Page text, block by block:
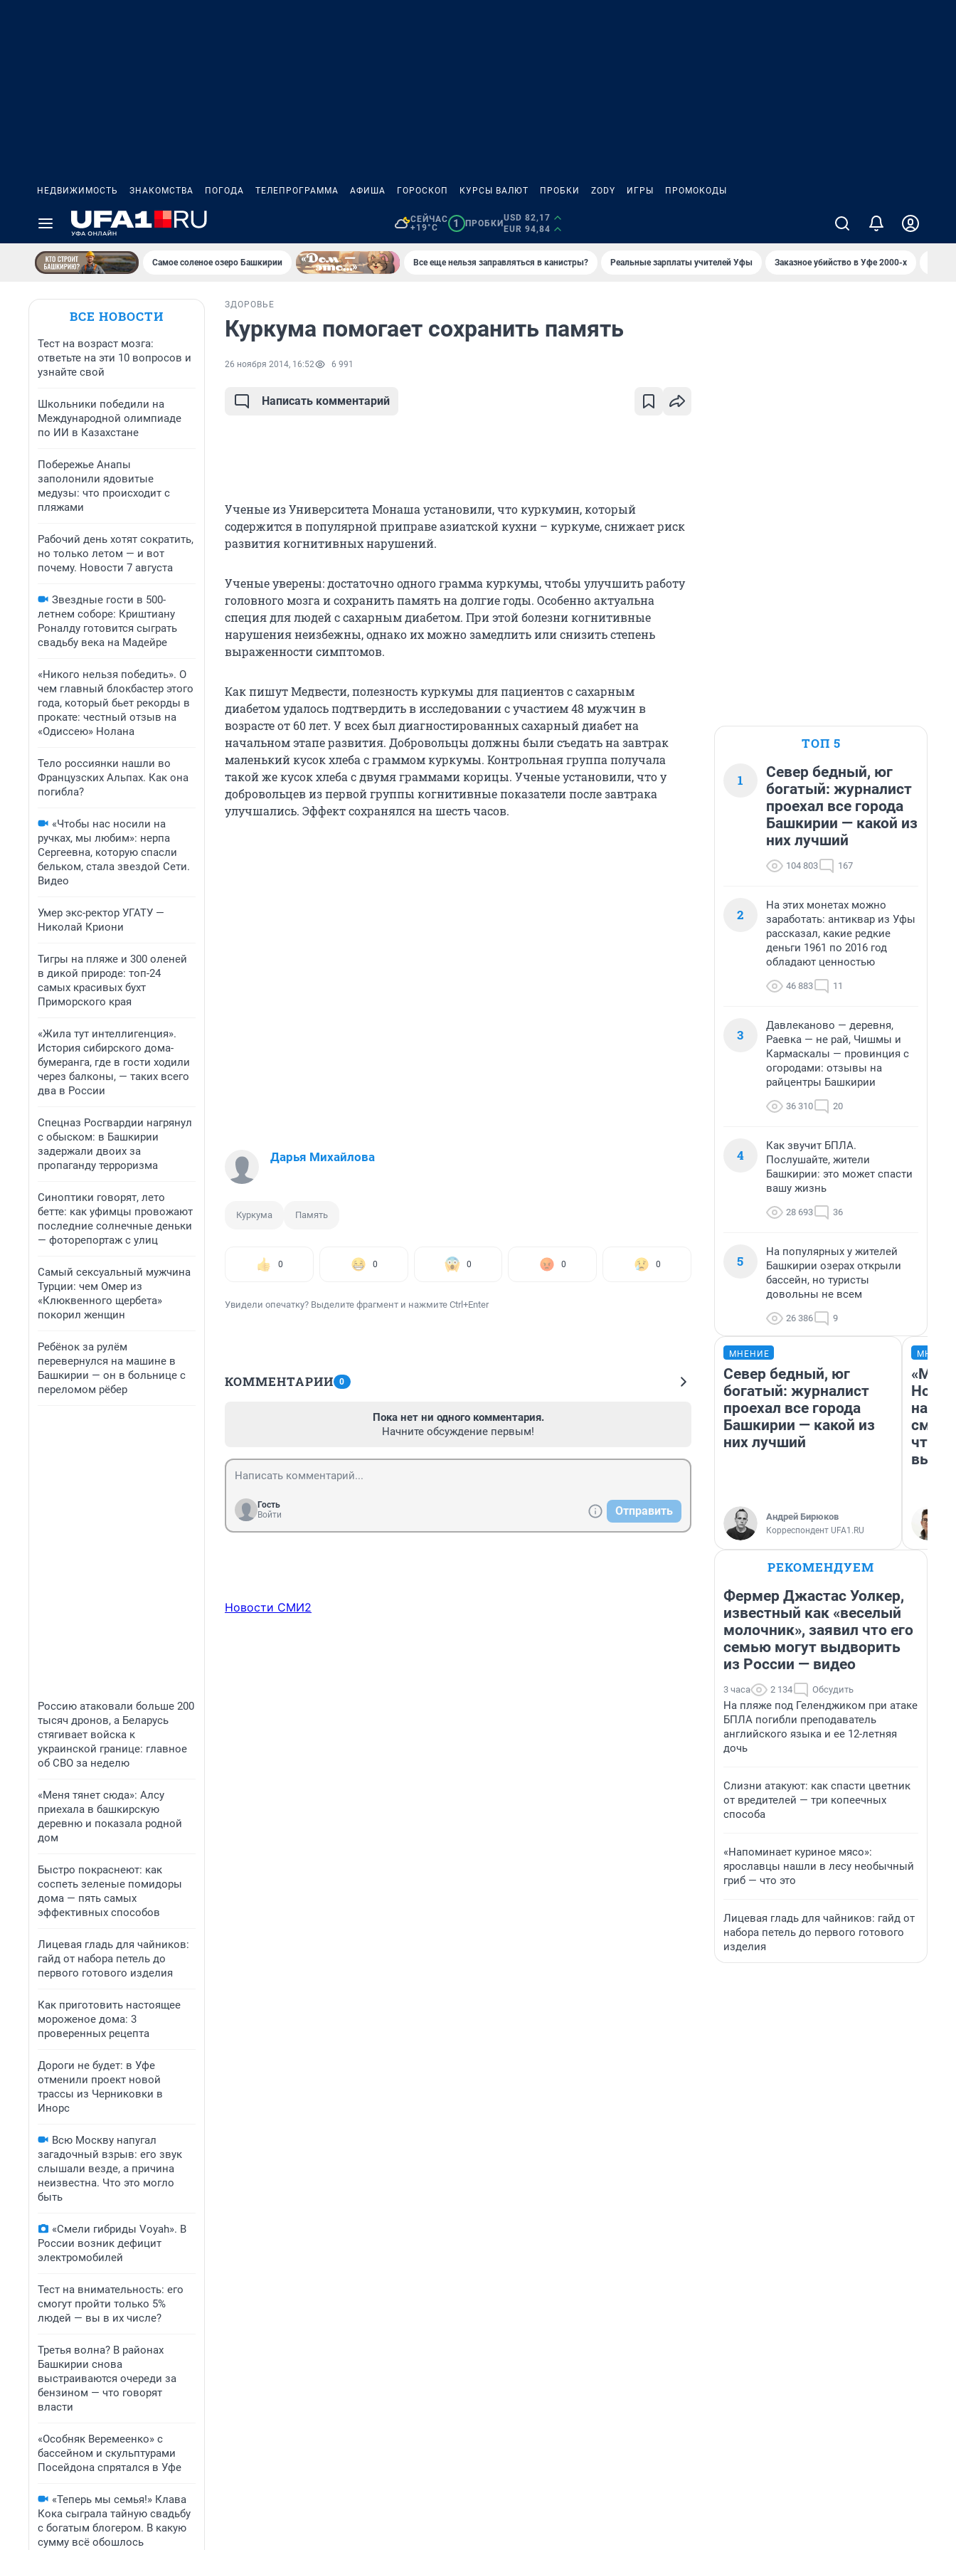
НЕДВИЖИМОСТЬ ЗНАКОМСТВА ПОГОДА ТЕЛЕПРОГРАММА АФИША ГОРОСКОП КУРСЫ ВАЛЮТ ПРОБКИ ZODY ИГРЫ ПРОМОКОДЫ
СЕЙЧАС
+19°C
1 ПРОБКИ
USD 82,17
EUR 94,84
Самое соленое озеро Башкирии Все еще нельзя заправляться в канистры? Реальные зарплаты учителей Уфы Заказное убийство в Уфе 2000-х
ВСЕ НОВОСТИ
Тест на возраст мозга:
ответьте на эти 10 вопросов и
узнайте свой
Школьники победили на
Международной олимпиаде
по ИИ в Казахстане
Побережье Анапы
заполонили ядовитые
медузы: что происходит с
пляжами
Рабочий день хотят сократить,
но только летом — и вот
почему. Новости 7 августа
Звездные гости в 500-
летнем соборе: Криштиану
Роналду готовится сыграть
свадьбу века на Мадейре
«Никого нельзя победить». О
чем главный блокбастер этого
года, который бьет рекорды в
прокате: честный отзыв на
«Одиссею» Нолана
Тело россиянки нашли во
Французских Альпах. Как она
погибла?
«Чтобы нас носили на
ручках, мы любим»: нерпа
Сергеевна, которую спасли
бельком, стала звездой Сети.
Видео
Умер экс-ректор УГАТУ —
Николай Криони
Тигры на пляже и 300 оленей
в дикой природе: топ-24
самых красивых бухт
Приморского края
«Жила тут интеллигенция».
История сибирского дома-
бумеранга, где в гости ходили
через балконы, — таких всего
два в России
Спецназ Росгвардии нагрянул
с обыском: в Башкирии
задержали двоих за
пропаганду терроризма
Синоптики говорят, лето
бетте: как уфимцы провожают
последние солнечные деньки
— фоторепортаж с улиц
Самый сексуальный мужчина
Турции: чем Омер из
«Клюквенного щербета»
покорил женщин
Ребёнок за рулём
перевернулся на машине в
Башкирии — он в больнице с
переломом рёбер
Россию атаковали больше 200
тысяч дронов, а Беларусь
стягивает войска к
украинской границе: главное
об СВО за неделю
«Меня тянет сюда»: Алсу
приехала в башкирскую
деревню и показала родной
дом
Быстро покраснеют: как
соспеть зеленые помидоры
дома — пять самых
эффективных способов
Лицевая гладь для чайников:
гайд от набора петель до
первого готового изделия
Как приготовить настоящее
мороженое дома: 3
проверенных рецепта
Дороги не будет: в Уфе
отменили проект новой
трассы из Черниковки в
Инорс
Всю Москву напугал
загадочный взрыв: его звук
слышали везде, а причина
неизвестна. Что это могло
быть
«Смели гибриды Voyah». В
России возник дефицит
электромобилей
Тест на внимательность: его
смогут пройти только 5%
людей — вы в их числе?
Третья волна? В районах
Башкирии снова
выстраиваются очереди за
бензином — что говорят
власти
«Особняк Веремеенко» с
бассейном и скульптурами
Посейдона спрятался в Уфе
«Теперь мы семья!» Клава
Кока сыграла тайную свадьбу
с богатым блогером. В какую
сумму всё обошлось
ЗДОРОВЬЕ
Куркума помогает сохранить память
26 ноября 2014, 16:52 6 991
Написать комментарий
Ученые из Университета Монаша установили, что куркумин, который
содержится в популярной приправе азиатской кухни – куркуме, снижает риск
развития когнитивных нарушений.
Ученые уверены: достаточно одного грамма куркумы, чтобы улучшить работу
головного мозга и сохранить память на долгие годы. Особенно актуальна
специя для людей с сахарным диабетом. При этой болезни когнитивные
нарушения неизбежны, однако их можно замедлить или снизить степень
выраженности симптомов.
Как пишут Медвести, полезность куркумы для пациентов с сахарным
диабетом удалось подтвердить в исследовании с участием 48 мужчин в
возрасте от 60 лет. У всех был диагностированных сахарный диабет на
начальном этапе развития. Добровольцы должны были съедать на завтрак
маленький кусок хлеба с граммом куркумы. Контрольная группа получала
такой же кусок хлеба с двумя граммами корицы. Ученые установили, что у
добровольцев из первой группы когнитивные показатели после завтрака
улучшались. Эффект сохранялся на шесть часов.
Дарья Михайлова
Куркума Память
0 0 0 0 0
Увидели опечатку? Выделите фрагмент и нажмите Ctrl+Enter
КОММЕНТАРИИ 0
Пока нет ни одного комментария.
Начните обсуждение первым!
Гость
Войти
Отправить
Новости СМИ2
ТОП 5
1
Север бедный, юг
богатый: журналист
проехал все города
Башкирии — какой из
них лучший
104 803 167
2
На этих монетах можно
заработать: антиквар из Уфы
рассказал, какие редкие
деньги 1961 по 2016 год
обладают ценностью
46 883 11
3
Давлеканово — деревня,
Раевка — не рай, Чишмы и
Кармаскалы — провинция с
огородами: отзывы на
райцентры Башкирии
36 310 20
4
Как звучит БПЛА.
Послушайте, жители
Башкирии: это может спасти
вашу жизнь
28 693 36
5
На популярных у жителей
Башкирии озерах открыли
бассейн, но туристы
довольны не всем
26 386 9
МНЕНИЕ
Север бедный, юг
богатый: журналист
проехал все города
Башкирии — какой из
них лучший
Андрей Бирюков
Корреспондент UFA1.RU
«Мы
РЕКОМЕНДУЕМ
Фермер Джастас Уолкер,
известный как «веселый
молочник», заявил что его
семью могут выдворить
из России — видео
3 часа 2 134 Обсудить
На пляже под Геленджиком при атаке
БПЛА погибли преподаватель
английского языка и ее 12-летняя
дочь
Слизни атакуют: как спасти цветник
от вредителей — три копеечных
способа
«Напоминает куриное мясо»:
ярославцы нашли в лесу необычный
гриб — что это
Лицевая гладь для чайников: гайд от
набора петель до первого готового
изделия